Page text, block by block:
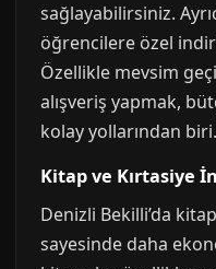
sağlayabilirsiniz.
öğrencilere özel
Özellikle mevsim
alışveriş yapmak,
kolay yollarından biri.
Kitap ve Kırtasiye
Denizli Bekilli’da
sayesinde daha